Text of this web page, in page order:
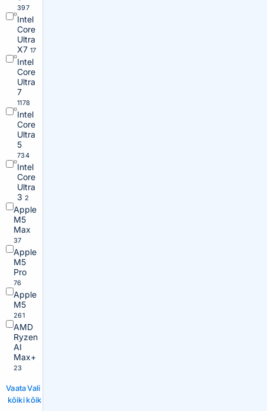
397
Intel
Core
Ultra
X7 17
Intel
Core
Ultra
7
1178
Intel
Core
Ultra
5
734
Intel
Core
Ultra
3 2
Apple
M5
Max
37
Apple
M5
Pro
76
Apple
M5
261
AMD
Ryzen
AI
Max+
23
Vaata
kõiki
Vali
kõik